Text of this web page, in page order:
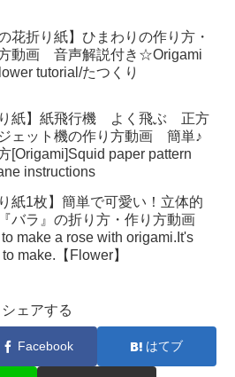
の花折り紙】ひまわりの作り方・
動画 音声解説付き☆Origami
tutorial/たつくり
り紙】紙飛行機 よく飛ぶ 正方
ェット機の作り方動画 簡単♪
[Origami]Squid paper pattern
instructions
り紙1枚】簡単で可愛い！立体的
バラ』の折り方・作り方動画
make a rose with origami.It's
make.【Flower】
シェアする
Facebook はてブ